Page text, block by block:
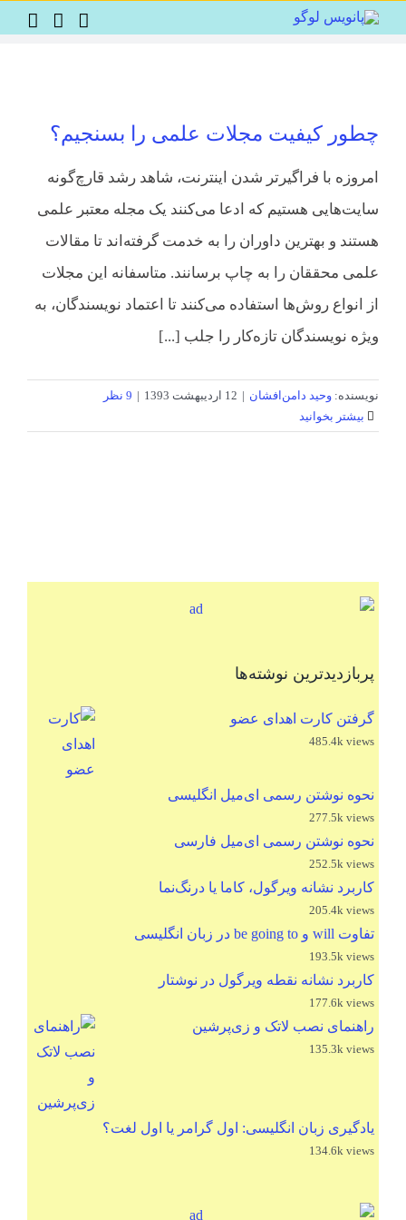
to
چطور کیفیت مجلات علمی را بسنجیم؟
امروزه با فراگیرتر شدن اینترنت، شاهد رشد قارچ‌گونه
سایت‌هایی هستیم که ادعا می‌کنند یک مجله معتبر علمی
هستند و بهترین داوران را به خدمت گرفته‌اند تا مقالات
علمی محققان را به چاپ برسانند. متاسفانه این مجلات
از انواع روش‌ها استفاده می‌کنند تا اعتماد نویسندگان، به
ویژه نویسندگان تازه‌کار را جلب [...]
نویسنده: وحید دامن‌افشان | 12 اردیبهشت 1393 | 9 نظر
بیشتر بخوانید
پربازدیدترین نوشته‌ها
گرفتن کارت اهدای عضو
485.4k views
نحوه نوشتن رسمی ای‌میل انگلیسی
277.5k views
نحوه نوشتن رسمی ای‌میل فارسی
252.5k views
کاربرد نشانه ویرگول، کاما یا درنگ‌نما
205.4k views
تفاوت will و be going to در زبان انگلیسی
193.5k views
کاربرد نشانه نقطه ویرگول در نوشتار
177.6k views
راهنمای نصب لاتک و زی‌پرشین
135.3k views
یادگیری زبان انگلیسی: اول گرامر یا اول لغت؟
134.6k views